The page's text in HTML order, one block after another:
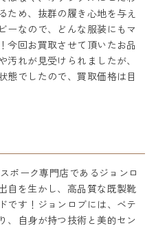
ため、抜群の履き心地を与え
ーなので、どんな服装にもマ
今回お買取させて頂いたお品
れが見受けられましたが、
態でしたので、買取価格は目
ポーク専門店であるジョンロ
自を生かし、高品質な既製靴
です！ジョンロブには、ベテ
、自身が持つ技術と美的セン